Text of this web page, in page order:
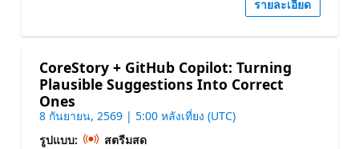
รายละเอียด
CoreStory + GitHub Copilot: Turning
Plausible Suggestions Into Correct
Ones
8 กันยายน, 2569 | 5:00 หลังเที่ยง (UTC)
รูปแบบ:
สตรีมสด